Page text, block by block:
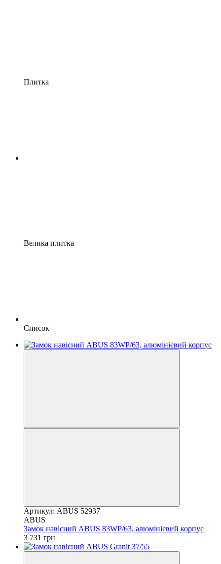
Плитка
Велика плитка
Список
Артикул: ABUS 52937
ABUS
Замок навісний ABUS 83WP/63, алюмінієвий корпус
3 731 грн